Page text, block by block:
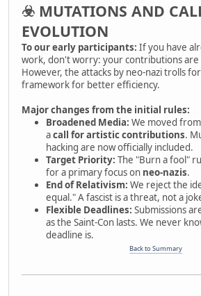
☣️ MUTATIONS AND
EVOLUTION
To our early participants: If you have
work, don't worry: your contributions are
However, the attacks by neo-nazi trolls
framework for better efficiency.
Major changes from the initial rules:
Broadened Media: We moved
acall for artistic contributions.
hacking are now officially included.
Target Priority: The "Burn a fool"
for a primary focus on neo-nazis.
End of Relativism: We reject the
equal." A fascist is a threat, not a
Flexible Deadlines: Submissions
as the Saint-Con lasts. We never
deadline is.
Back to Summary